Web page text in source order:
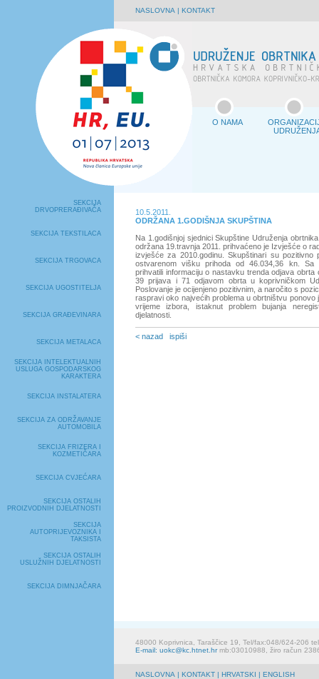
NASLOVNA | KONTAKT
O NAMA
SEKCIJA
DRVOPRERAĐIVAČA
SEKCIJA TEKSTILACA
SEKCIJA TRGOVACA
SEKCIJA UGOSTITELJA
SEKCIJA GRAĐEVINARA
SEKCIJA METALACA
SEKCIJA INTELEKTUALNIH
USLUGA GOSPODARSKOG
KARAKTERA
SEKCIJA INSTALATERA
SEKCIJA ZA ODRŽAVANJE
AUTOMOBILA
SEKCIJA FRIZERA I
KOZMETIČARA
SEKCIJA CVJEĆARA
SEKCIJA OSTALIH
PROIZVODNIH DJELATNOSTI
SEKCIJA
AUTOPRIJEVOZNIKA I
TAKSISTA
SEKCIJA OSTALIH
USLUŽNIH DJELATNOSTI
SEKCIJA DIMNJAČARA
10.5.2011.
ODRŽANA 1.GODIŠNJA SKUPŠTINA
Na 1.godišnjoj sjednici Skupštine Udruženja
održana 19.travnja 2011. prihvaćeno je Izvješće o
izvješće za 2010.godinu. Skupštinari su pozitivno
ostvarenom višku prihoda od 46.034,36 kn. Sa
prihvatili informaciju o nastavku trenda odjava obrta
39 prijava i 71 odjavom obrta u koprivničkom
Poslovanje je ocijenjeno pozitivnim, a naročito s
raspravi oko najvećih problema u obrtništvu ponovo
vrijeme izbora, istaknut problem bujanja
djelatnosti.
< nazad ispiši
48000 Koprivnica, Taraščice 19, Tel/fax:048/624-206
E-mail: uokc@kc.htnet.hrmb:03010988, žiro račun
NASLOVNA | KONTAKT | HRVATSKI | ENGLISH